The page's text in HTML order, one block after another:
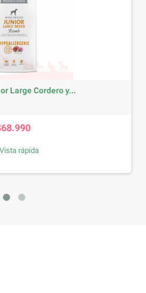
Large Cordero y...
Vista rápida